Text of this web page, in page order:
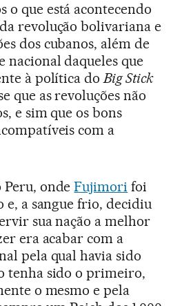
o que está acontecendo
revolução bolivariana e
dos cubanos, além de
daqueles que
à política doBig Stick
que as revoluções não
e sim que os bons
com a
Peru, ondeFujimori foi
e, a sangue frio, decidiu
sua nação a melhor
era acabar com a
pela qual havia sido
tenha sido o primeiro,
o mesmo e pela